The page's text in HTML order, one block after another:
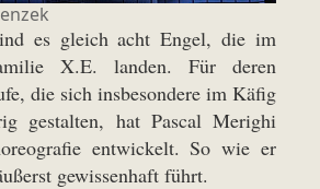
es gleich acht Engel, die im
X.E. landen. Für deren
die sich insbesondere im Käfig
gestalten, hat Pascal Merighi
entwickelt. So wie er
gewissenhaft führt.